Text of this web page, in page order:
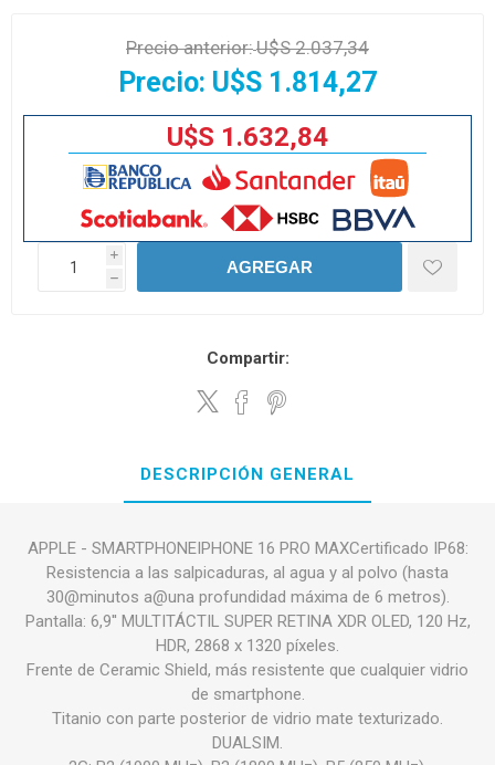
Precio anterior:U$S 2.037,34
Precio: U$S 1.814,27
U$S 1.632,84
i
h
AGREGAR
Compartir:
DESCRIPCIÓN GENERAL
APPLE - SMARTPHONEIPHONE 16 PRO MAXCertificado IP68:
Resistencia a las salpicaduras, al agua y al polvo (hasta
30@minutos a@una profundidad máxima de 6 metros).
Pantalla: 6,9'' MULTITÁCTIL SUPER RETINA XDR OLED, 120 Hz,
HDR, 2868 x 1320 píxeles.
Frente de Ceramic Shield, más resistente que cualquier vidrio
de smartphone.
Titanio con parte posterior de vidrio mate texturizado.
DUALSIM.